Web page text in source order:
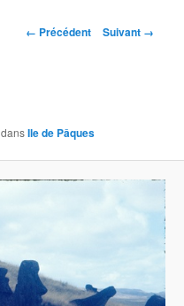
Navigation
← Précédent Suivant →
dansIle de Pâques